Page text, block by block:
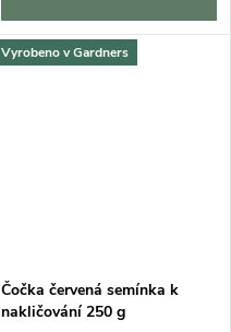
Vyrobeno v Gardners
Čočka červená semínka k
nakličování 250 g